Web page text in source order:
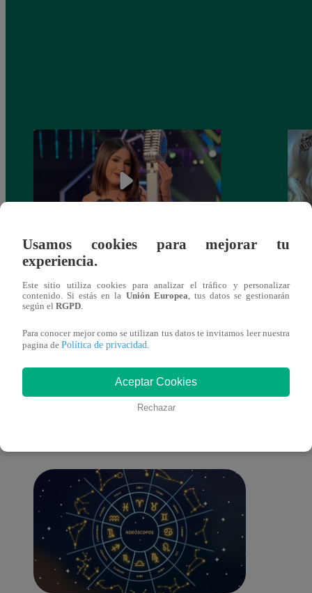
¡Imitadora de Laura Pausini se consagró
También te puede
interesar
Usamos cookies para mejorar tu
experiencia.
Este sitio utiliza cookies para analizar el tráfico y personalizar
contenido. Si estás en la Unión Europea, tus datos se gestionarán
según el RGPD.
Para conocer mejor como se utilizan tus datos te invitamos leer nuestra
pagina de Política de privacidad.
Aceptar Cookies
Rechazar